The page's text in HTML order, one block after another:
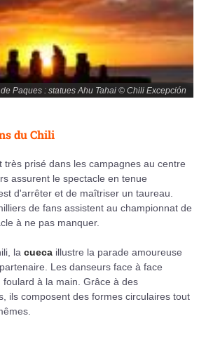
Paques : statues Ahu Tahai © Chili Excepción
du Chili
très prisé dans les campagnes au centre
assurent le spectacle en tenue
d'arrêter et de maîtriser un taureau.
de fans assistent au championnat de
à ne pas manquer.
la cueca illustre la parade amoureuse
Les danseurs face à face
à la main. Grâce à des
ils composent des formes circulaires tout